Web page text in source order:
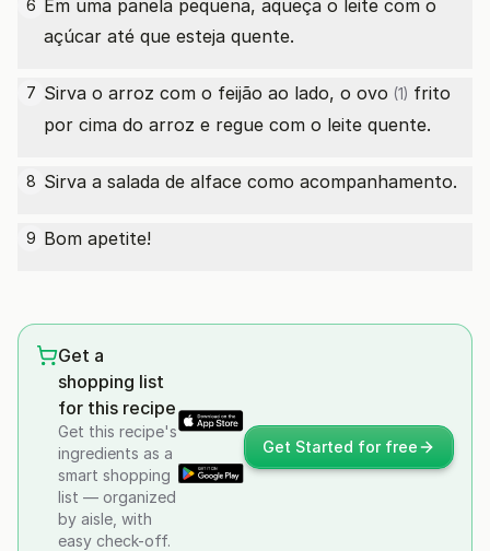
6 Em uma panela pequena, aqueça o leite com o
açúcar até que esteja quente.
7 Sirva o arroz com o feijão ao lado, o ovo (1) frito
por cima do arroz e regue com o leite quente.
8 Sirva a salada de alface como acompanhamento.
9 Bom apetite!
Get a
shopping list
for this recipe
Get this recipe's
ingredients as a
smart shopping
list — organized
by aisle, with
easy check-off.
Get Started for free